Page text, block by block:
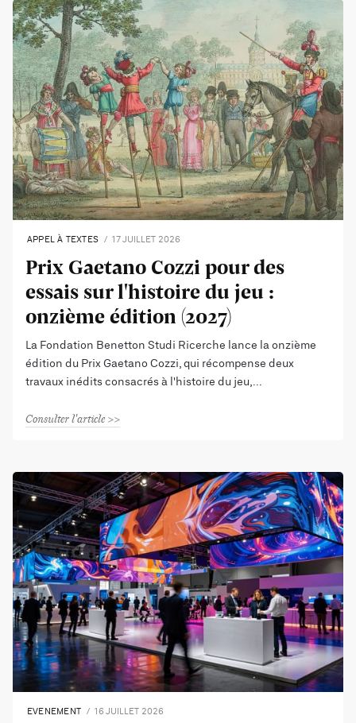
APPEL À TEXTES 17 JUILLET 2026
Prix Gaetano Cozzi pour des
essais sur l'histoire du jeu :
onzième édition (2027)
La Fondation Benetton Studi Ricerche lance la onzième
édition du Prix Gaetano Cozzi, qui récompense deux
travaux inédits consacrés à l'histoire du jeu,
Consulter l'article
EVENEMENT 16 JUILLET 2026